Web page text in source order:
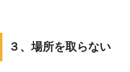
３、場所を取らない